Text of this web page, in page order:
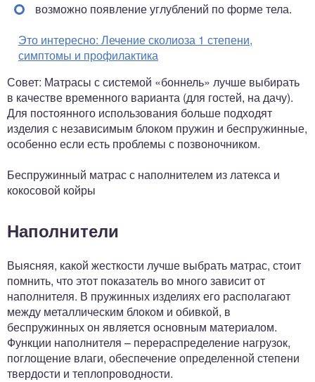
возможно появление углублений по форме тела.
Это интересно: Лечение сколиоза 1 степени,
симптомы и профилактика
Совет: Матрасы с системой «боннель» лучше выбирать
в качестве временного варианта (для гостей, на дачу).
Для постоянного использования больше подходят
изделия с независимым блоком пружин и беспружинные,
особенно если есть проблемы с позвоночником.
Беспружинный матрас с наполнителем из латекса и
кокосовой койры
Наполнители
Выясняя, какой жесткости лучше выбрать матрас, стоит
помнить, что этот показатель во много зависит от
наполнителя. В пружинных изделиях его располагают
между металлическим блоком и обивкой, в
беспружинных он является основным материалом.
Функции наполнителя – перераспределение нагрузок,
поглощение влаги, обеспечение определенной степени
твердости и теплопроводности.